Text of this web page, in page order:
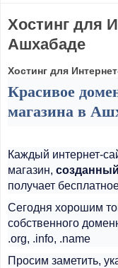
Хостинг для
Ашхабаде
Хостинг для
Красивое
магазина в
Каждый интернет-
магазин,
получает
Сегодня хорошим
собственного
.org, .info, .name
Просим заметить,